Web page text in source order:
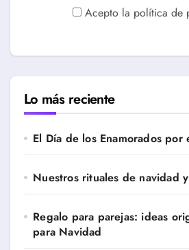
Acepto la política de
Lo más reciente
El Día de los Enamorados por
Nuestros rituales de navidad
Regalo para parejas: ideas
para Navidad